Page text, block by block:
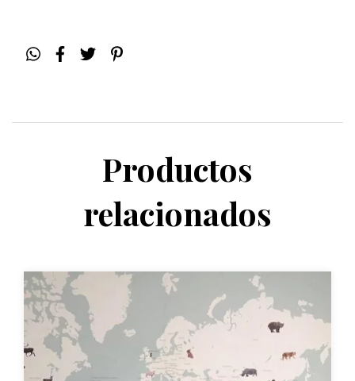
Productos
relacionados